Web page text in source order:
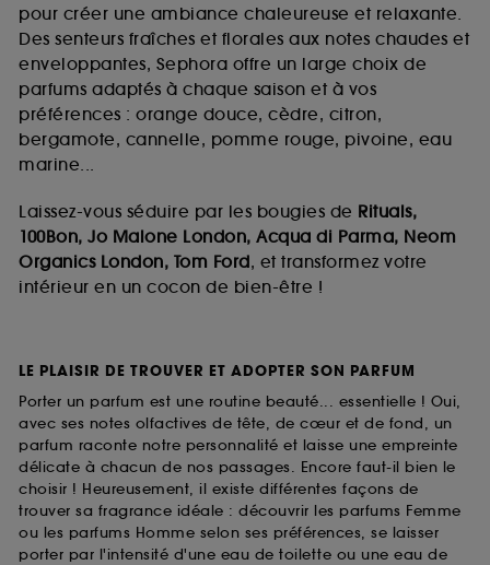
pour créer une ambiance chaleureuse et relaxante.
Des senteurs fraîches et florales aux notes chaudes et
enveloppantes, Sephora offre un large choix de
parfums adaptés à chaque saison et à vos
préférences : orange douce, cèdre, citron,
bergamote, cannelle, pomme rouge, pivoine, eau
marine...
Laissez-vous séduire par les bougies de Rituals,
100Bon, Jo Malone London, Acqua di Parma, Neom
Organics London, Tom Ford, et transformez votre
intérieur en un cocon de bien-être !
LE PLAISIR DE TROUVER ET ADOPTER SON PARFUM
Porter un parfum est une routine beauté... essentielle ! Oui,
avec ses notes olfactives de tête, de cœur et de fond, un
parfum raconte notre personnalité et laisse une empreinte
délicate à chacun de nos passages. Encore faut-il bien le
choisir ! Heureusement, il existe différentes façons de
trouver sa fragrance idéale : découvrir les parfums Femme
ou les parfums Homme selon ses préférences, se laisser
porter par l'intensité d'une eau de toilette ou une eau de